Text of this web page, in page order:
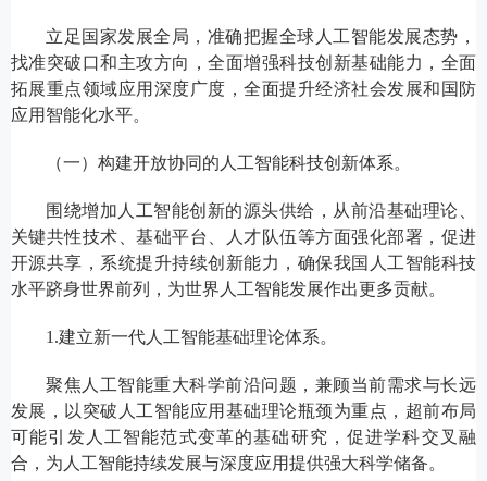
立足国家发展全局，准确把握全球人工智能发展态势，
找准突破口和主攻方向，全面增强科技创新基础能力，全面
拓展重点领域应用深度广度，全面提升经济社会发展和国防
应用智能化水平。
（一）构建开放协同的人工智能科技创新体系。
围绕增加人工智能创新的源头供给，从前沿基础理论、
关键共性技术、基础平台、人才队伍等方面强化部署，促进
开源共享，系统提升持续创新能力，确保我国人工智能科技
水平跻身世界前列，为世界人工智能发展作出更多贡献。
1.建立新一代人工智能基础理论体系。
聚焦人工智能重大科学前沿问题，兼顾当前需求与长远
发展，以突破人工智能应用基础理论瓶颈为重点，超前布局
可能引发人工智能范式变革的基础研究，促进学科交叉融
合，为人工智能持续发展与深度应用提供强大科学储备。